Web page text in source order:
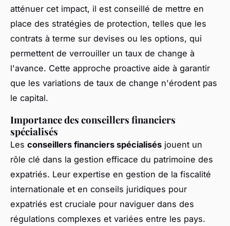
atténuer cet impact, il est conseillé de mettre en
place des stratégies de protection, telles que les
contrats à terme sur devises ou les options, qui
permettent de verrouiller un taux de change à
l'avance. Cette approche proactive aide à garantir
que les variations de taux de change n'érodent pas
le capital.
Importance des conseillers financiers
spécialisés
Les conseillers financiers spécialisés jouent un
rôle clé dans la gestion efficace du patrimoine des
expatriés. Leur expertise en gestion de la fiscalité
internationale et en conseils juridiques pour
expatriés est cruciale pour naviguer dans des
régulations complexes et variées entre les pays.